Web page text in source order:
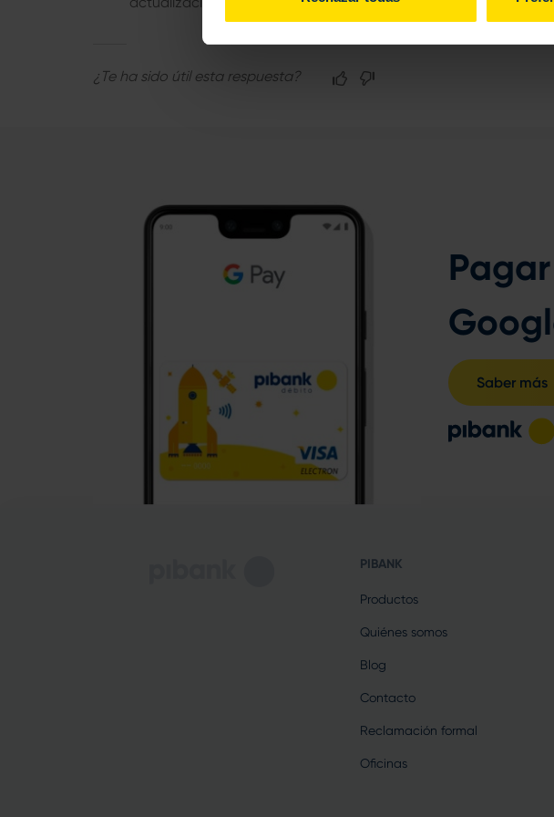
¿Te ha sido útil esta respuesta?
Saber más
PIBANK
Productos
Quiénes somos
Blog
Contacto
Reclamación formal
Oficinas